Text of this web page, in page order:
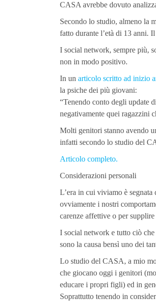
CASA avrebbe dovuto
Secondo lo studio, almeno la
fatto durante l’età di 13 anni.
I social network, sempre più,
non in modo positivo.
In un articolo scritto ad inizio
la psiche dei più giovani:
“Tenendo conto degli update
negativamente quei ragazzini
Molti genitori stanno avendo
infatti secondo lo studio del
Articolo completo.
Considerazioni personali
L’era in cui viviamo è
ovviamente i nostri
carenze affettive o per
I social network e tutto ciò
sono la causa bensì uno dei
Lo studio del CASA, a mio
che giocano oggi i genitori
educare i propri figli) ed in
Soprattutto tenendo in